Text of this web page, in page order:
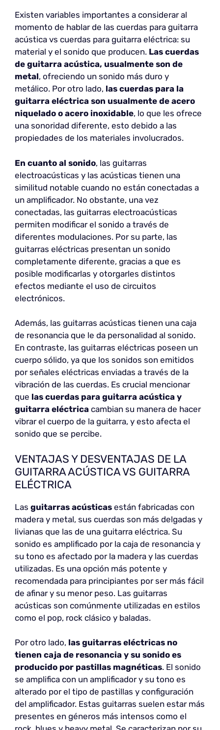
Existen variables importantes a considerar al
momento de hablar de las cuerdas para guitarra
acústica vs cuerdas para guitarra eléctrica: su
material y el sonido que producen. Las cuerdas
de guitarra acústica, usualmente son de
metal, ofreciendo un sonido más duro y
metálico. Por otro lado, las cuerdas para la
guitarra eléctrica son usualmente de acero
niquelado o acero inoxidable, lo que les ofrece
una sonoridad diferente, esto debido a las
propiedades de los materiales involucrados.
En cuanto al sonido, las guitarras
electroacústicas y las acústicas tienen una
similitud notable cuando no están conectadas a
un amplificador. No obstante, una vez
conectadas, las guitarras electroacústicas
permiten modificar el sonido a través de
diferentes modulaciones. Por su parte, las
guitarras eléctricas presentan un sonido
completamente diferente, gracias a que es
posible modificarlas y otorgarles distintos
efectos mediante el uso de circuitos
electrónicos.
Además, las guitarras acústicas tienen una caja
de resonancia que le da personalidad al sonido.
En contraste, las guitarras eléctricas poseen un
cuerpo sólido, ya que los sonidos son emitidos
por señales eléctricas enviadas a través de la
vibración de las cuerdas. Es crucial mencionar
que las cuerdas para guitarra acústica y
guitarra eléctrica cambian su manera de hacer
vibrar el cuerpo de la guitarra, y esto afecta el
sonido que se percibe.
VENTAJAS Y DESVENTAJAS DE LA
GUITARRA ACÚSTICA VS GUITARRA
ELÉCTRICA
Las guitarras acústicas están fabricadas con
madera y metal, sus cuerdas son más delgadas y
livianas que las de una guitarra eléctrica. Su
sonido es amplificado por la caja de resonancia y
su tono es afectado por la madera y las cuerdas
utilizadas. Es una opción más potente y
recomendada para principiantes por ser más fácil
de afinar y su menor peso. Las guitarras
acústicas son comúnmente utilizadas en estilos
como el pop, rock clásico y baladas.
Por otro lado, las guitarras eléctricas no
tienen caja de resonancia y su sonido es
producido por pastillas magnéticas. El sonido
se amplifica con un amplificador y su tono es
alterado por el tipo de pastillas y configuración
del amplificador. Estas guitarras suelen estar más
presentes en géneros más intensos como el